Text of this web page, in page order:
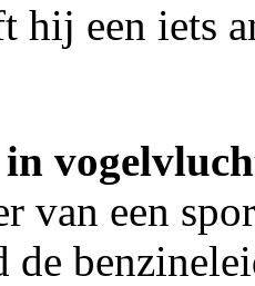
hij een iets
in
van een
de